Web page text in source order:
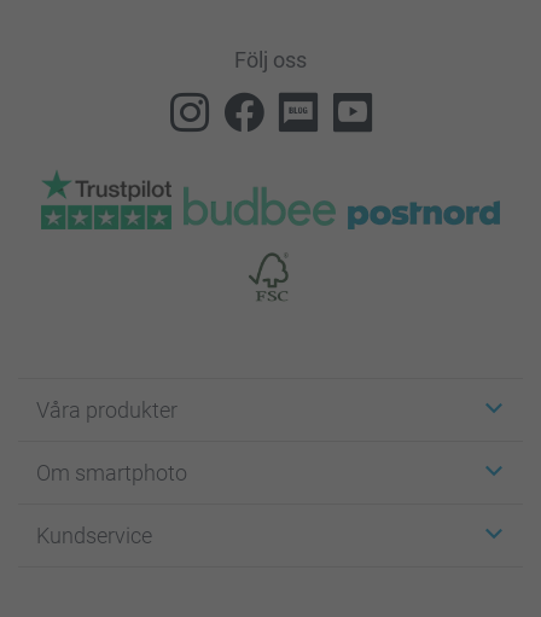
Följ oss
Våra produkter
Fotokort
Fotoböcker
Om smartphoto
För affiliates
Kundservice